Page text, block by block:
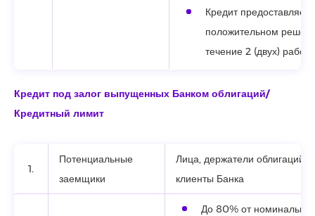
Кредит
положительном
течение 2 (двух)
Кредит под залог выпущенных Банком облигаций/
Кредитный лимит
1.
Потенциальные
заемщики
Лица, держатели облигаций
клиенты Банка
До 80% от